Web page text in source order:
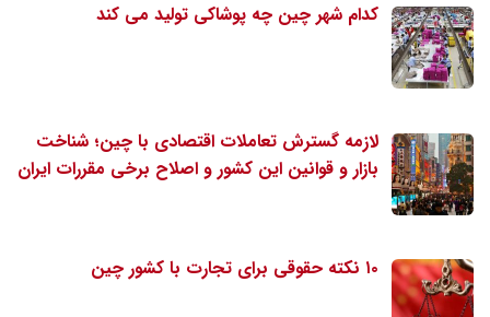
کدام شهر چین چه پوشاکی تولید می کند
لازمه گسترش تعاملات اقتصادی با چین؛ شناخت
بازار و قوانین این کشور و اصلاح برخی مقررات ایران
۱۰ نکته حقوقی برای تجارت با کشور چین